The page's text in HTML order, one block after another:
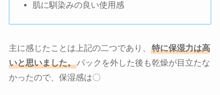
肌に馴染みの良い使用感
主に感じたことは上記の二つであり、
特に保湿力は高
いと思いました。パックを外した後も乾燥が目立たな
かったので、保湿感は〇